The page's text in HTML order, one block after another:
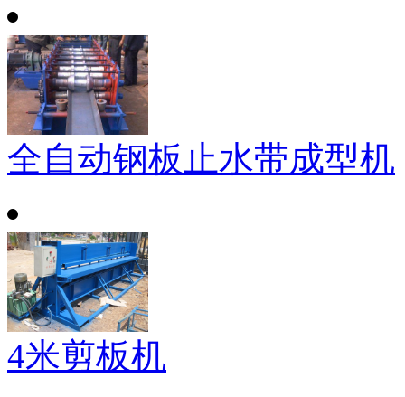
全自动钢板止水带成型机
4米剪板机